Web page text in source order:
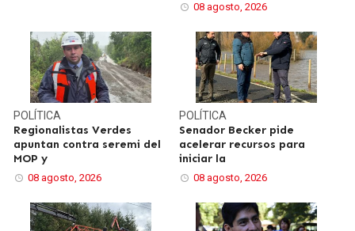
08 agosto, 2026
POLÍTICA
Regionalistas Verdes
apuntan contra seremi del
MOP y
08 agosto, 2026
POLÍTICA
Senador Becker pide
acelerar recursos para
iniciar la
08 agosto, 2026